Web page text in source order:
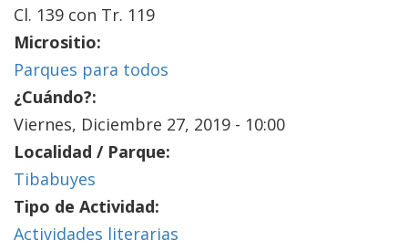
Cl. 139 con Tr. 119
Micrositio:
Parques para todos
¿Cuándo?:
Viernes, Diciembre 27, 2019 - 10:00
Localidad / Parque:
Tibabuyes
Tipo de Actividad:
Actividades literarias